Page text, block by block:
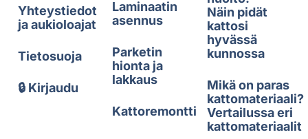
Yhteystiedot
ja aukioloajat
Tietosuoja
🔒 Kirjaudu
Laminaatin
asennus
Parketin
hionta ja
lakkaus
Kattoremontti
Näin pidät
kattosi
hyvässä
kunnossa
Mikä on paras
kattomateriaali?
Vertailussa eri
kattomateriaalit